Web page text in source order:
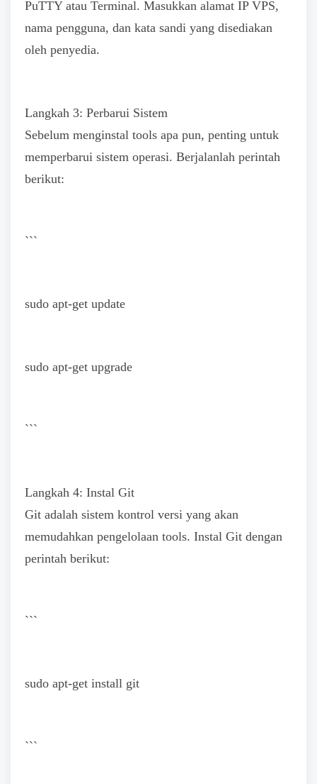
PuTTY atau Terminal. Masukkan alamat IP VPS,
nama pengguna, dan kata sandi yang disediakan
oleh penyedia.
Langkah 3: Perbarui Sistem
Sebelum menginstal tools apa pun, penting untuk
memperbarui sistem operasi. Berjalanlah perintah
berikut:
```
sudo apt-get update
sudo apt-get upgrade
```
Langkah 4: Instal Git
Git adalah sistem kontrol versi yang akan
memudahkan pengelolaan tools. Instal Git dengan
perintah berikut:
```
sudo apt-get install git
```